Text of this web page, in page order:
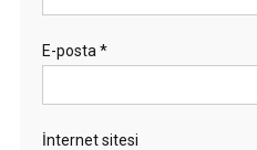
E-posta *
İnternet sitesi